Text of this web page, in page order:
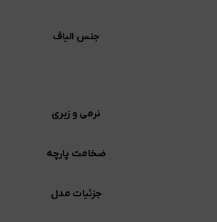
جنس الیاف
نرمی و زبری
ضخامت پارچه
جزئیات مدل